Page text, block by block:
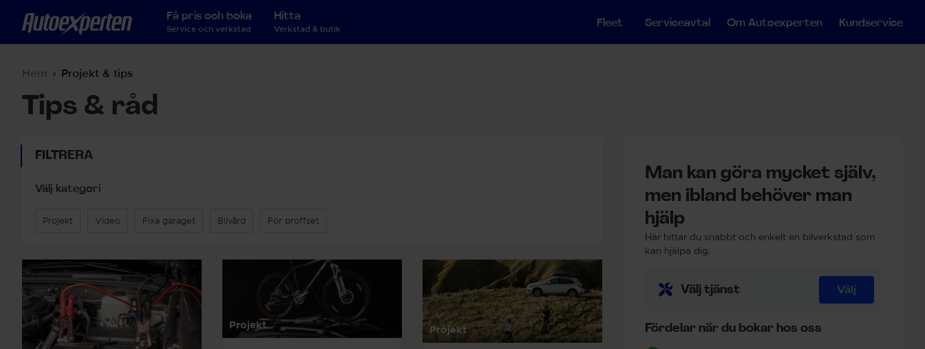
Få pris och boka
Service och verkstad
Hitta
Verkstad & butik Fleet Serviceavtal Om Autoexperten Kundservice
Hem Projekt & tips
Tips & råd
FILTRERA
Välj kategori
Projekt Video Fixa garaget Bilvård För proffset
Projekt Projekt
Man kan göra mycket själv,
men ibland behöver man
hjälp
Här hittar du snabbt och enkelt en bilverkstad som
kan hjälpa dig.
Välj tjänst Välj
Fördelar när du bokar hos oss